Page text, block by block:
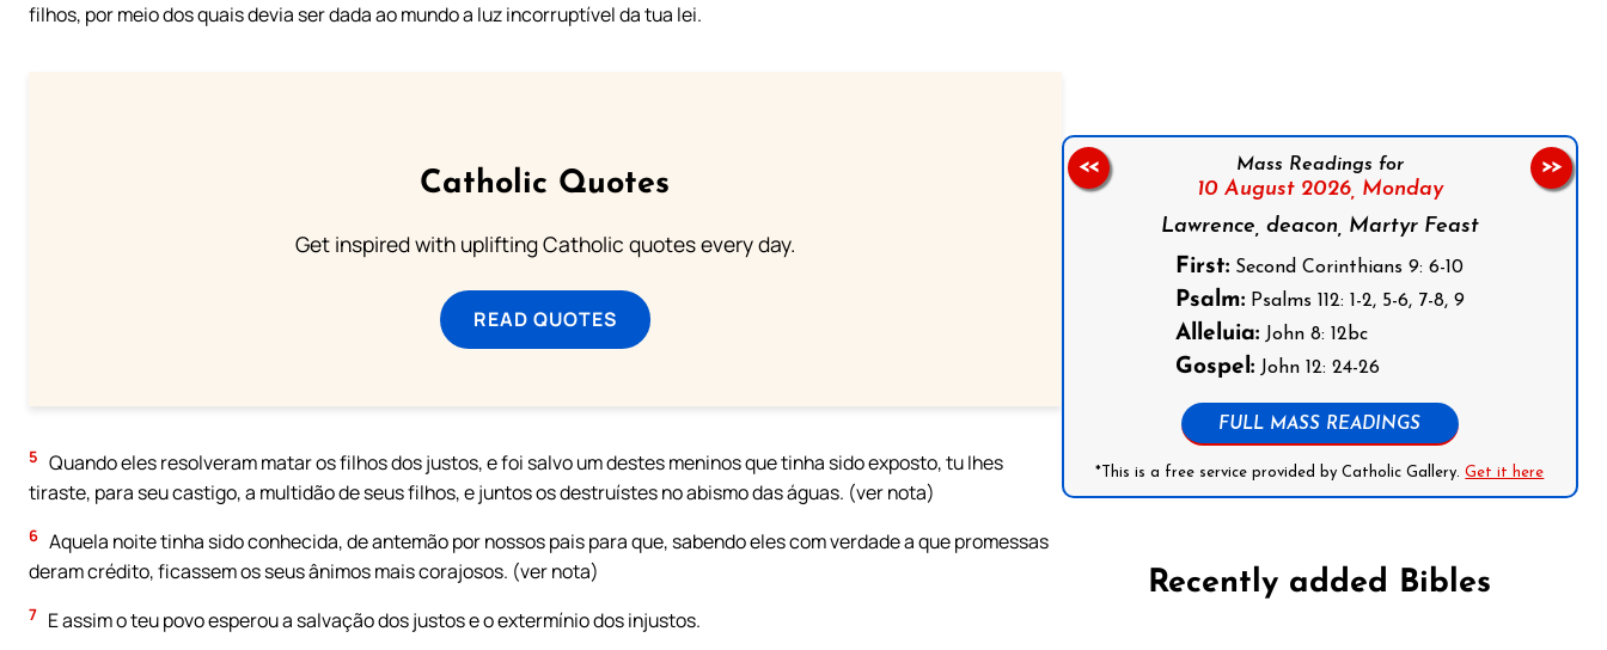
filhos, por meio dos quais devia ser dada ao mundo a luz incorruptível da tua lei.
Catholic Quotes
Get inspired with uplifting Catholic quotes every day.
READ QUOTES
5 Quando eles resolveram matar os filhos dos justos, e foi salvo um destes meninos que tinha sido exposto, tu Ihes
tiraste, para seu castigo, a multidão de seus filhos, e juntos os destruístes no abismo das águas. (ver nota)
6 Aquela noite tinha sido conhecida, de antemão por nossos pais para que, sabendo eles com verdade a que promessas
deram crédito, ficassem os seus ânimos mais corajosos. (ver nota)
7 E assim o teu povo esperou a salvação dos justos e o extermínio dos injustos.
Mass Readings for
10 August 2026, Monday
Lawrence, deacon, Martyr Feast
First:Second Corinthians 9: 6-10
Psalm:Psalms 112: 1-2, 5-6, 7-8, 9
Alleluia:John 8: 12bc
Gospel:John 12: 24-26
FULL MASS READINGS
*This is a free service provided by Catholic Gallery.Get it here
<< >>
Recently added Bibles